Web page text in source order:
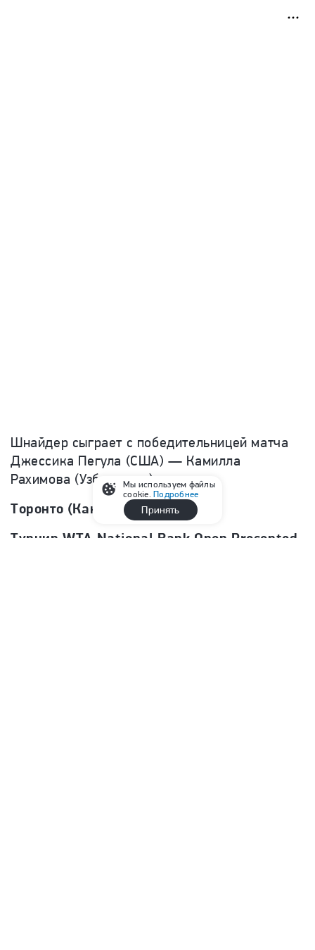
Шнайдер сыграет с победительницей матча
Джессика Пегула (США) — Камилла
Рахимова (Узбекистан).
Торонто (Канада)
Турнир WTA National Bank Open Presented
Мы используем файлы
cookie.Подробнее
Принять